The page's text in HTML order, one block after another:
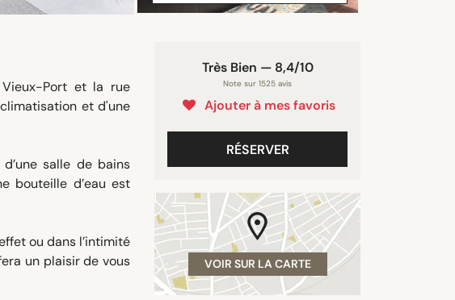
Très Bien — 8,4/10
Note sur 1525 avis
Ajouter à mes favoris
RÉSERVER
VOIR SUR LA CARTE
Port et la rue
et d'une
salle de bains
bouteille d’eau est
ou dans l’intimité
un plaisir de vous